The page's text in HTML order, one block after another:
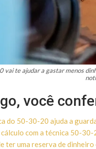
vai te ajudar a gastar menos
você
do 50-30-20 ajuda a
com a técnica 50-30-
ter uma reserva de dinheiro